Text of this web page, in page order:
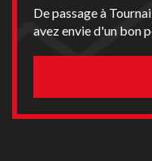
De passage à
avez envie d'un bon